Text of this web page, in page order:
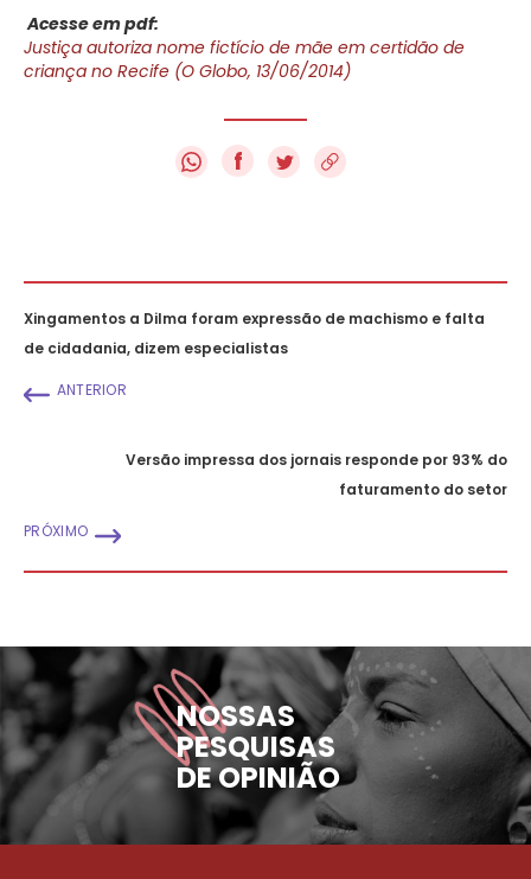
Acesse em pdf:
Justiça autoriza nome fictício de mãe em certidão de
criança no Recife (O Globo, 13/06/2014)
f
Xingamentos a Dilma foram expressão de machismo e falta
de cidadania, dizem especialistas
ANTERIOR
Versão impressa dos jornais responde por 93% do
faturamento do setor
PRÓXIMO
NOSSAS
PESQUISAS
DE OPINIÃO